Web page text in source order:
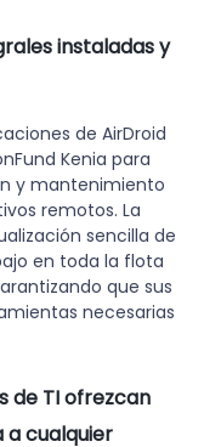
instaladas y
de AirDroid
Kenia para
y mantenimiento
remotos. La
sencilla de
en toda la flota
que sus
necesarias
de TI ofrezcan
cualquier